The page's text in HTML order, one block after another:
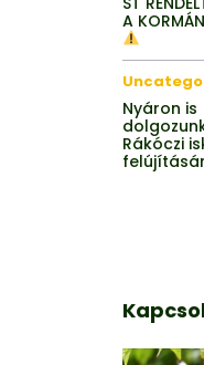
A
Nyáron is
Rákóczi